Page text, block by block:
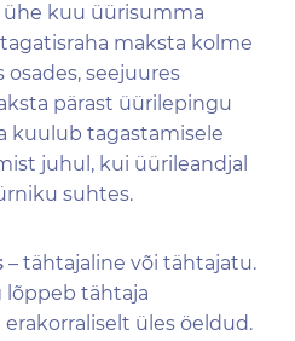
ühe kuu üürisumma
maksta kolme
seejuures
pärast üürilepingu
kuulub tagastamisele
juhul, kui üürileandjal
suhtes.
– tähtajaline või tähtajatu.
lõppeb tähtaja
üles öeldud.